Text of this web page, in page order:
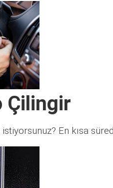
Çilingir
En kısa